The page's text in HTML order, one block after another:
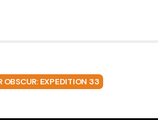
OBSCUR: EXPEDITION 33